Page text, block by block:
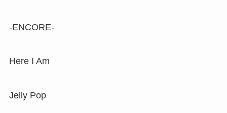
-ENCORE-
Here I Am
Jelly Pop